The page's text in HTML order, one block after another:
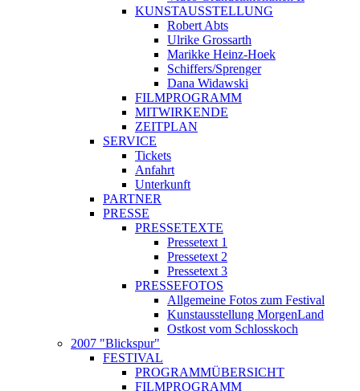
KUNSTAUSSTELLUNG
Robert Abts
Ulrike Grossarth
Marikke Heinz-Hoek
Schiffers/Sprenger
Dana Widawski
FILMPROGRAMM
MITWIRKENDE
ZEITPLAN
SERVICE
Tickets
Anfahrt
Unterkunft
PARTNER
PRESSE
PRESSETEXTE
Pressetext 1
Pressetext 2
Pressetext 3
PRESSEFOTOS
Allgemeine Fotos zum Festival
Kunstausstellung MorgenLand
Ostkost vom Schlosskoch
2007 "Blickspur"
FESTIVAL
PROGRAMMÜBERSICHT
FILMPROGRAMM